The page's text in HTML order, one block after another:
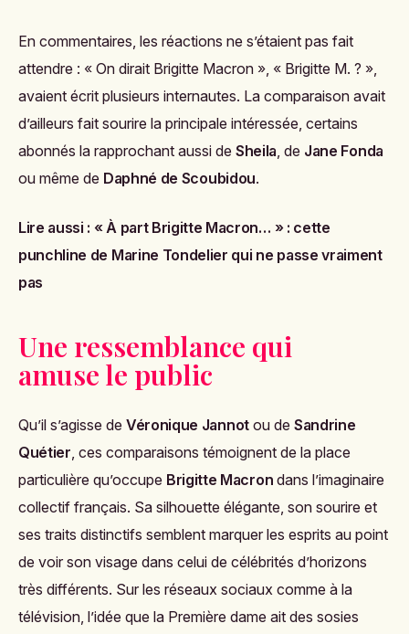
En commentaires, les réactions ne s’étaient pas fait
attendre : « On dirait Brigitte Macron », « Brigitte M. ? »,
avaient écrit plusieurs internautes. La comparaison avait
d’ailleurs fait sourire la principale intéressée, certains
abonnés la rapprochant aussi de Sheila, de Jane Fonda
ou même de Daphné de Scoubidou.
Lire aussi : « À part Brigitte Macron… » : cette
punchline de Marine Tondelier qui ne passe vraiment
pas
Une ressemblance qui
amuse le public
Qu’il s’agisse de Véronique Jannotou de Sandrine
Quétier, ces comparaisons témoignent de la place
particulière qu’occupe Brigitte Macron dans l’imaginaire
collectif français. Sa silhouette élégante, son sourire et
ses traits distinctifs semblent marquer les esprits au point
de voir son visage dans celui de célébrités d’horizons
très différents. Sur les réseaux sociaux comme à la
télévision, l’idée que la Première dame ait des sosies